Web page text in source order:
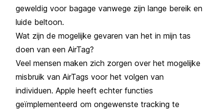
geweldig voor bagage vanwege zijn lange bereik en
luide beltoon.
Wat zijn de mogelijke gevaren van het in mijn tas
doen van een AirTag?
Veel mensen maken zich zorgen over het mogelijke
misbruik van AirTags voor het volgen van
individuen. Apple heeft echter functies
geïmplementeerd om ongewenste tracking te